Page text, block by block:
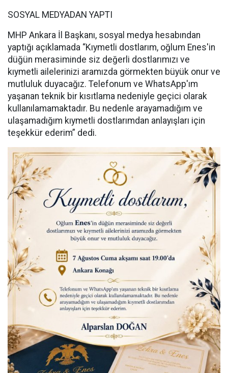
SOSYAL MEDYADAN YAPTI
MHP Ankara İl Başkanı, sosyal medya hesabından
yaptığı açıklamada “Kıymetli dostlarım, oğlum Enes'in
düğün merasiminde siz değerli dostlarımızı ve
kıymetli ailelerinizi aramızda görmekten büyük onur ve
mutluluk duyacağız. Telefonum ve WhatsApp'ım
yaşanan teknik bir kısıtlama nedeniyle geçici olarak
kullanılamamaktadır. Bu nedenle arayamadığım ve
ulaşamadığım kıymetli dostlarımdan anlayışları için
teşekkür ederim” dedi.